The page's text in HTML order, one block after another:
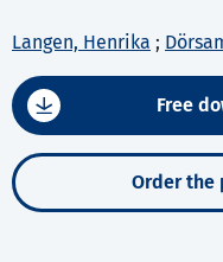
Langen, Henrika ;
Free
Order